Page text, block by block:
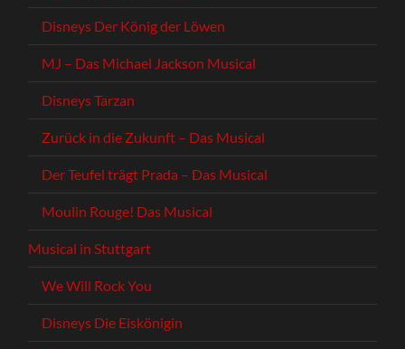
Disneys Der König der Löwen
MJ – Das Michael Jackson Musical
Disneys Tarzan
Zurück in die Zukunft – Das Musical
Der Teufel trägt Prada – Das Musical
Moulin Rouge! Das Musical
Musical in Stuttgart
We Will Rock You
Disneys Die Eiskönigin